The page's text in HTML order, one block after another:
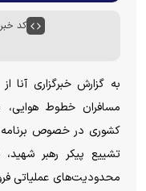
کد خبر :
به گزارش خبرگزاری آنا
مسافران خطوط هوایی،
کشوری در خصوص برنامه
تشییع پیکر رهبر شهید،
محدودیت‌های عملیاتی